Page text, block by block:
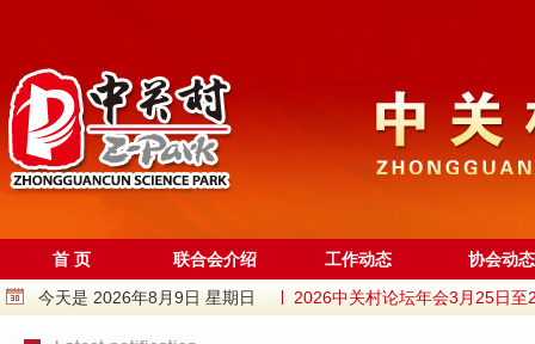
首 页 联合会介绍 工作动态
协会动态
今天是 2026年8月9日 星期日
中关村商圈“两委一办”成立